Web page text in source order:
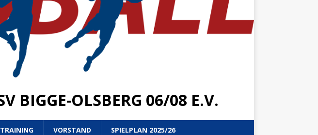
BIGGE-OLSBERG 06/08 E.V.
TRAINING VORSTAND SPIELPLAN 2025/26